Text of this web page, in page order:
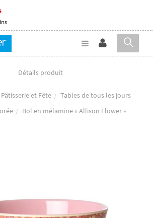
Détails produit
Pâtisserie et Fête
Tables de tous les jours
Bol en mélamine « Allison Flower »